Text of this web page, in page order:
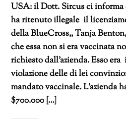
USA: il Dott. Sircus ci
ha ritenuto illegale il
della BlueCross,, Tanja
che essa non si era vaccinata
richiesto dall’azienda. Esso
violazione delle di lei
mandato vaccinale. L’azienda
$700.000 […]